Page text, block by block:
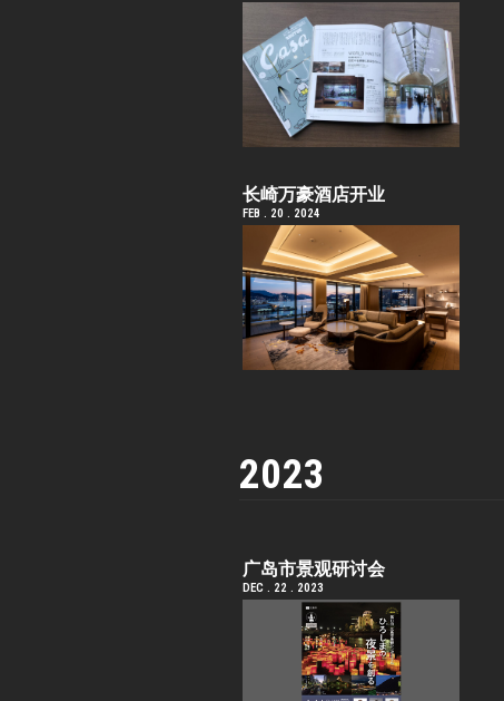
长崎万豪酒店开业
FEB . 20 . 2024
2023
广岛市景观研讨会
DEC . 22 . 2023